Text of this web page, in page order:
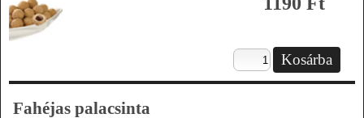
Fahéjas palacsinta